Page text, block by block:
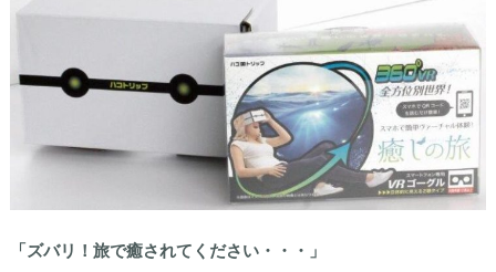
「ズバリ！旅で癒されてください・・・」